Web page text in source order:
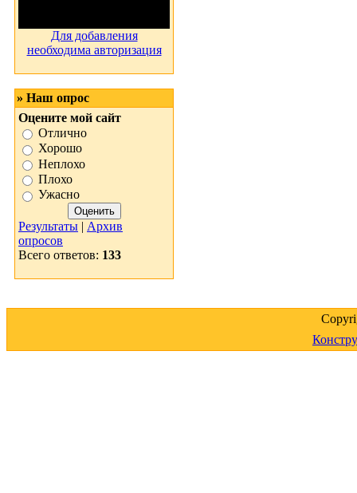
Для добавления
необходима авторизация
» Наш опрос
Оцените мой сайт
Отлично
Хорошо
Неплохо
Плохо
Ужасно
Результаты | Архив
опросов
Всего ответов: 133